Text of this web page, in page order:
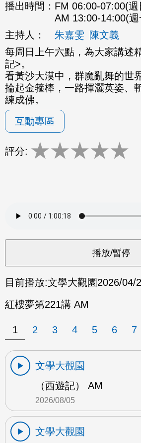
播出時間： FM 06:00-07:00(週
AM 13:00-14:00(
主持人：
朱嘉雯 陳文義
每周日上午六點，為大家講述
記>。
看黃沙大漠中，群魔亂舞的世
掄起金箍棒，一路揮灑英姿、
練成佛。
互動專區
評分: ★★★★★
目前播放:文學大觀園2026/04/
紅樓夢第221講 AM
1 2 3 4 5 6 7
文學大觀園
（西遊記） AM
2026/08/05
文學大觀園